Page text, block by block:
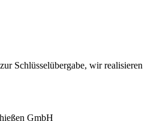
Schlüsselübergabe, wir realisieren
GmbH